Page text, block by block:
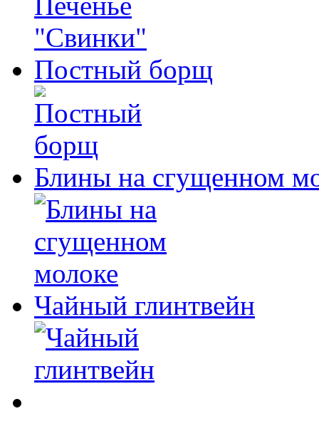
Постный борщ
Блины на сгущенном
Чайный глинтвейн